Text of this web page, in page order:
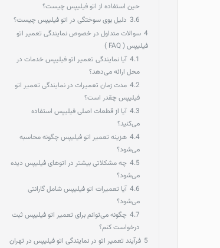
حین استفاده از اتو فیلیپس چیست؟
3.6 دلیل بوی سوختگی در اتو فیلیپس چیست؟
4 سوالات متداول در خصوص نمایندگی تعمیر اتو
فیلیپس ( FAQ )
4.1 آیا نمایندگی تعمیر اتو فیلیپس خدمات در
محل ارائه می‌دهد؟
4.2 مدت‌ زمان تعمیرات در نمایندگی تعمیر اتو
فیلیپس چقدر است؟
4.3 آیا از قطعات اصلی فیلیپس استفاده
می‌کنید؟
4.4 هزینه تعمیر اتو فیلیپس چگونه محاسبه
می‌شود؟
4.5 چه مشکلاتی بیشتر در اتوهای فیلیپس دیده
می‌شود؟
4.6 آیا تعمیرات اتو فیلیپس شامل گارانتی
می‌شود؟
4.7 چگونه می‌توانم برای تعمیر اتو فیلیپس ثبت
درخواست کنم؟
5 فرآیند تعمیر اتو در نمایندگی اتو فیلیپس در تهران